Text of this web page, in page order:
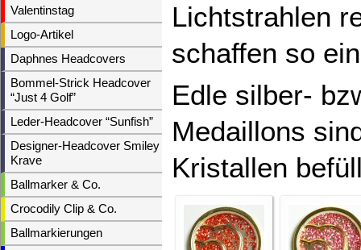
Valentinstag
Logo-Artikel
Daphnes Headcovers
Bommel-Strick Headcover
“Just 4 Golf”
Leder-Headcover “Sunfish”
Designer-Headcover Smiley &
Krave
Ballmarker & Co.
Crocodily Clip & Co.
Ballmarkierungen
Lichtstrahlen
schaffen so
Edle silber-
Medaillons
Kristallen